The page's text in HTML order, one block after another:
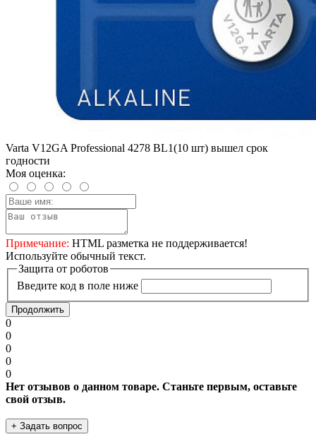
Varta V12GA Professional 4278 BL1(10 шт) вышел срок
годности
Моя оценка:
Примечание: HTML разметка не поддерживается!
Используйте обычный текст.
Защита от роботов
Введите код в поле ниже
Продолжить
0
0
0
0
0
Нет отзывов о данном товаре. Станьте первым, оставьте
свой отзыв.
+ Задать вопрос